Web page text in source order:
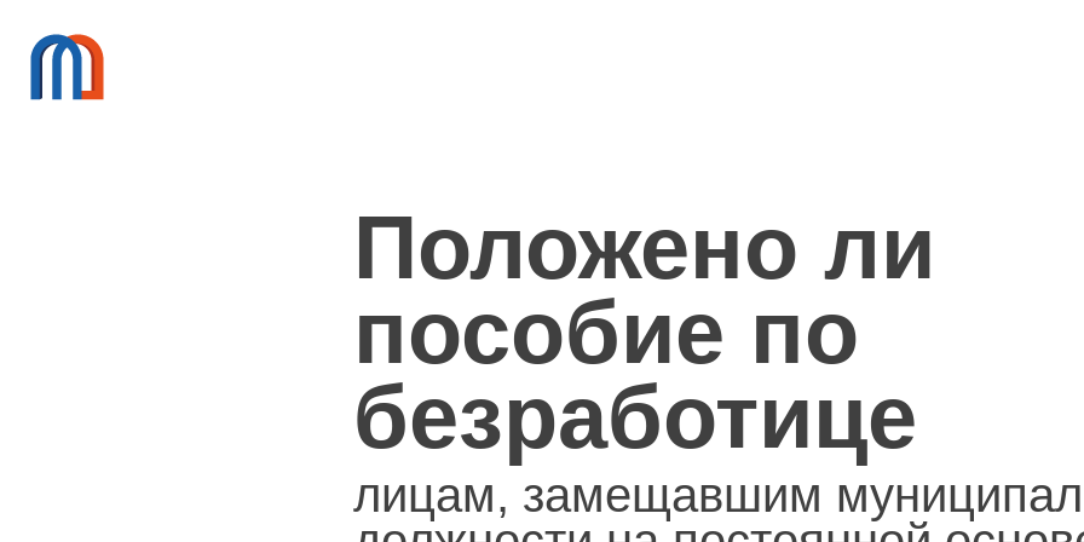
Положено ли
пособие по
безработице
лицам, замещавшим